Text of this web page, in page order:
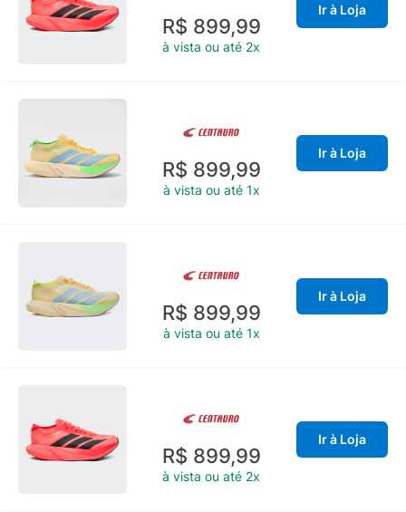
R$ 899,99
à vista ou até 2x
Ir à Loja
R$ 899,99
à vista ou até 1x
Ir à Loja
R$ 899,99
à vista ou até 1x
Ir à Loja
R$ 899,99
à vista ou até 2x
Ir à Loja